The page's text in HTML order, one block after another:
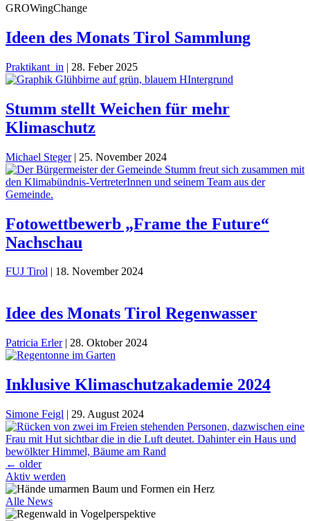
GROWingChange
Ideen des Monats Tirol Sammlung
Praktikant_in | 28. Feber 2025
Stumm stellt Weichen für mehr
Klimaschutz
Michael Steger | 25. November 2024
Fotowettbewerb „Frame the Future“
Nachschau
FUJ Tirol 18. November 2024
Idee des Monats Tirol Regenwasser
Patricia Erler | 28. Oktober 2024
Inklusive Klimaschutzakademie 2024
Simone Feigl | 29. August 2024
Beitragsnavigation
← older
Aktiv werden
Alle News